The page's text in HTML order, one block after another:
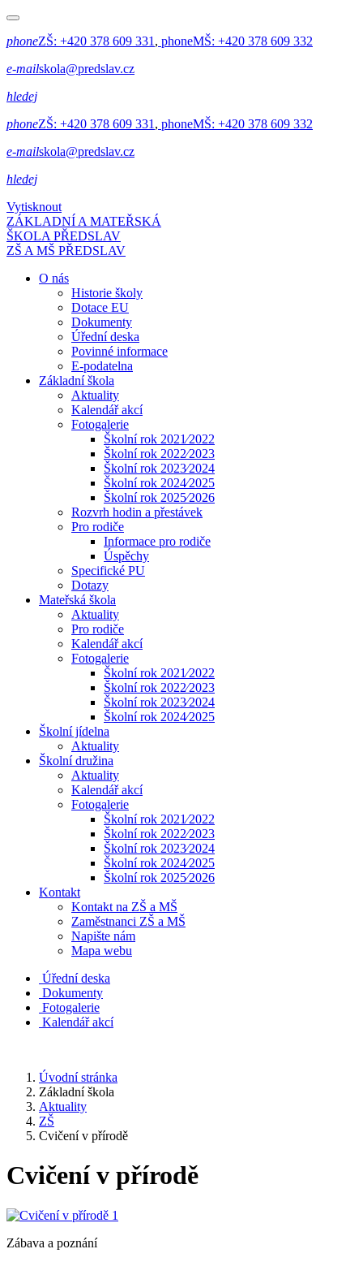
phoneZŠ: +420 378 609 331 , phoneMŠ: +420 378 609 332
e-mailskola@predslav.cz
hledej
phoneZŠ: +420 378 609 331 , phoneMŠ: +420 378 609 332
e-mailskola@predslav.cz
hledej
Vytisknout
ZÁKLADNÍ A MATEŘSKÁ
ŠKOLA PŘEDSLAV
ZŠ A MŠ PŘEDSLAV
O nás
Historie školy
Dotace EU
Dokumenty
Úřední deska
Povinné informace
E-podatelna
Základní škola
Aktuality
Kalendář akcí
Fotogalerie
Školní rok 2021⁄2022
Školní rok 2022⁄2023
Školní rok 2023⁄2024
Školní rok 2024⁄2025
Školní rok 2025⁄2026
Rozvrh hodin a přestávek
Pro rodiče
Informace pro rodiče
Úspěchy
Specifické PU
Dotazy
Mateřská škola
Aktuality
Pro rodiče
Kalendář akcí
Fotogalerie
Školní rok 2021⁄2022
Školní rok 2022⁄2023
Školní rok 2023⁄2024
Školní rok 2024⁄2025
Školní jídelna
Aktuality
Školní družina
Aktuality
Kalendář akcí
Fotogalerie
Školní rok 2021⁄2022
Školní rok 2022⁄2023
Školní rok 2023⁄2024
Školní rok 2024⁄2025
Školní rok 2025⁄2026
Kontakt
Kontakt na ZŠ a MŠ
Zaměstnanci ZŠ a MŠ
Napište nám
Mapa webu
Úřední deska
Dokumenty
Fotogalerie
Kalendář akcí
Úvodní stránka
Základní škola
Aktuality
ZŠ
Cvičení v přírodě
Cvičení v přírodě
Zábava a poznání